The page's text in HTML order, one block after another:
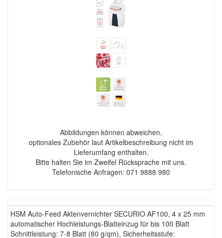
Abbildungen können abweichen,
optionales Zubehör laut Artikelbeschreibung nicht im
Lieferumfang enthalten.
Bitte halten Sie im Zweifel Rücksprache mit uns.
Telefonische Anfragen: 071 9888 980
HSM Auto-Feed Aktenvernichter SECURIO AF100, 4 x 25 mm
automatischer Hochleistungs-Blatteinzug für bis 100 Blatt
Schnittleistung: 7-8 Blatt (80 g/qm), Sicherheitsstufe: